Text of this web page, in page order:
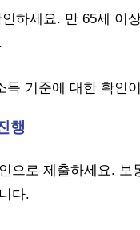
하세요. 만 65세 이
득 기준에 대한 확인
행
으로 제출하세요. 보
다.